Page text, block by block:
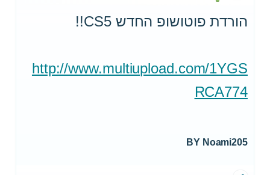
הורדת פוטושופ החדש CS5!!
http://www.multiupload.com/1YGS
RCA774
BY Noami205